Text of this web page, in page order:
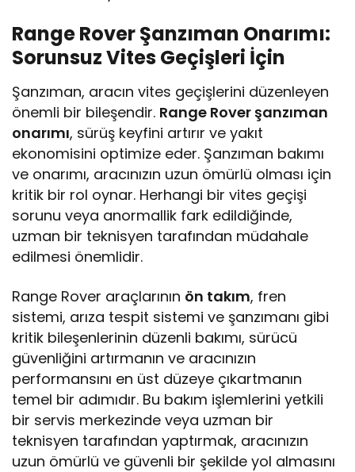
Range Rover Şanzıman Onarımı:
Sorunsuz Vites Geçişleri İçin
Şanzıman, aracın vites geçişlerini düzenleyen
önemli bir bileşendir. Range Rover şanzıman
onarımı, sürüş keyfini artırır ve yakıt
ekonomisini optimize eder. Şanzıman bakımı
ve onarımı, aracınızın uzun ömürlü olması için
kritik bir rol oynar. Herhangi bir vites geçişi
sorunu veya anormallik fark edildiğinde,
uzman bir teknisyen tarafından müdahale
edilmesi önemlidir.
Range Rover araçlarının ön takım, fren
sistemi, arıza tespit sistemi ve şanzımanı gibi
kritik bileşenlerinin düzenli bakımı, sürücü
güvenliğini artırmanın ve aracınızın
performansını en üst düzeye çıkartmanın
temel bir adımıdır. Bu bakım işlemlerini yetkili
bir servis merkezinde veya uzman bir
teknisyen tarafından yaptırmak, aracınızın
uzun ömürlü ve güvenli bir şekilde yol almasını